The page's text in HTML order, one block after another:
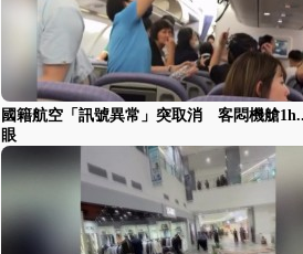
國籍航空「訊號異常」突取消 客悶機艙
眼